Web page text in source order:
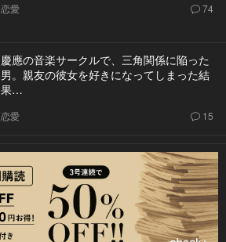
恋愛 74
慶應の音楽サークルで、三角関係に陥った
男。親友の彼女を好きになってしまった結
果…
恋愛 15